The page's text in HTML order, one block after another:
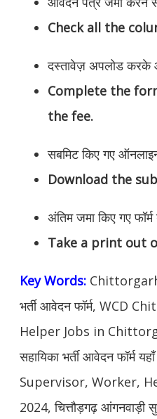
Check all the
दस्तावेज़ अपलोड करके
Complete the
the fee.
सबमिट किए गए
Download the
अंतिम जमा किए गए
Take a print out
Key Words: Chittorgarh
भर्ती आवेदन फॉर्म, WCD
Helper Jobs in
सहायिका भर्ती आवेदन
Supervisor, Worker,
2024, चित्तौड़गढ़ आंगनवाड़ी